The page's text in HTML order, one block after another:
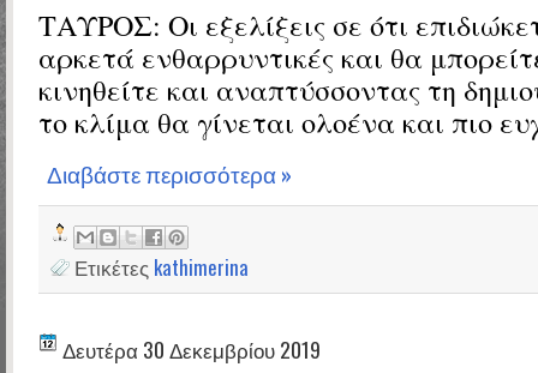
ΤΑΥΡΟΣ: Οι εξελίξεις σε ότι
αρκετά ενθαρρυντικές και θα
κινηθείτε και αναπτύσσοντας τη
το κλίμα θα γίνεται ολοένα και πιο
Διαβάστε περισσότερα »
Ετικέτες kathimerina
Δευτέρα 30 Δεκεμβρίου 2019